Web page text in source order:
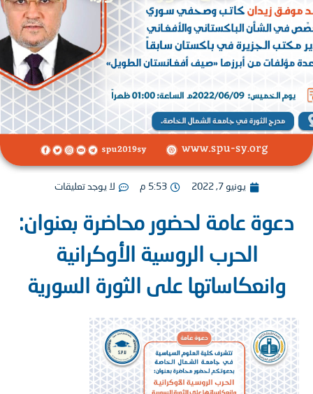
يونيو 7, 2022 5:53 م لا يوجد تعليقات
عامة لحضور محاضرة بعنوان:
الحرب الروسية الأوكرانية
وانعكاساتها على الثورة السورية